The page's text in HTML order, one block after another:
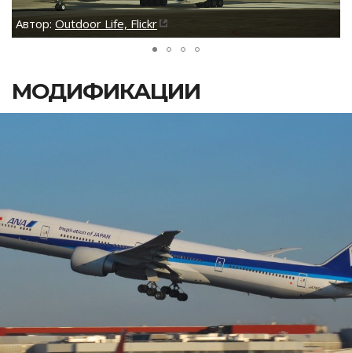
Автор:Outdoor Life, Flickr
МОДИФИКАЦИИ